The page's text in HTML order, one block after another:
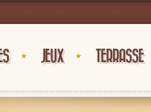
JEUX TERRASSE